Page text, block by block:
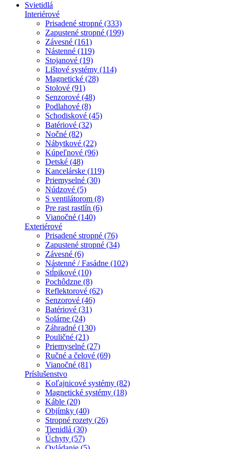
Svietidlá
Interiérové
Prisadené stropné (333)
Zapustené stropné (199)
Závesné (161)
Nástenné (119)
Stojanové (19)
Lištové systémy (114)
Magnetické (28)
Stolové (91)
Senzorové (48)
Podlahové (8)
Schodiskové (45)
Batériové (32)
Nočné (82)
Nábytkové (22)
Kúpeľnové (96)
Detské (48)
Kancelárske (119)
Priemyselné (30)
Núdzové (5)
S ventilátorom (8)
Pre rast rastlín (6)
Vianočné (140)
Exteriérové
Prisadené stropné (76)
Zapustené stropné (34)
Závesné (6)
Nástenné / Fasádne (102)
Stĺpikové (10)
Pochôdzne (8)
Reflektorové (62)
Senzorové (46)
Batériové (31)
Solárne (24)
Záhradné (130)
Pouličné (21)
Priemyselné (27)
Ručné a čelové (69)
Vianočné (81)
Príslušenstvo
Koľajnicové systémy (82)
Magnetické systémy (18)
Káble (20)
Objímky (40)
Stropné rozety (26)
Tienidlá (30)
Úchyty (57)